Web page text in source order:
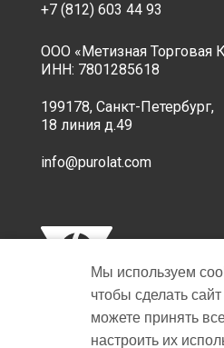
+7 (812) 603 44 93
ООО «Метизная Торговая
ИНН: 7801285618
199178, Санкт-Петербург,
18 линия д.49
info@purolat.com
Мы используем
чтобы сделать
можете принять
настроить их